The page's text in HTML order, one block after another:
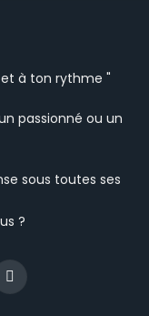
à ton rythme "
passionné ou un
sous toutes ses
?
TikTok